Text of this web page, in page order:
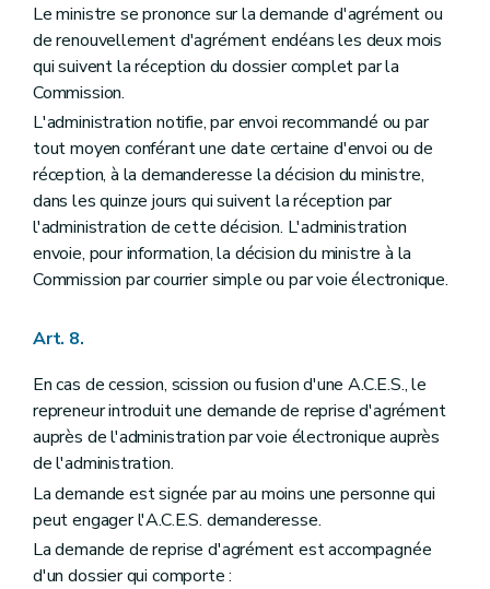
Le ministre se prononce sur la demande d'agrément ou
de renouvellement d'agrément endéans les deux mois
qui suivent la réception du dossier complet par la
Commission.
L'administration notifie, par envoi recommandé ou par
tout moyen conférant une date certaine d'envoi ou de
réception, à la demanderesse la décision du ministre,
dans les quinze jours qui suivent la réception par
l'administration de cette décision. L'administration
envoie, pour information, la décision du ministre à la
Commission par courrier simple ou par voie électronique.
Art. 8.
En cas de cession, scission ou fusion d'une A.C.E.S., le
repreneur introduit une demande de reprise d'agrément
auprès de l'administration par voie électronique auprès
de l'administration.
La demande est signée par au moins une personne qui
peut engager l'A.C.E.S. demanderesse.
La demande de reprise d'agrément est accompagnée
d'un dossier qui comporte :